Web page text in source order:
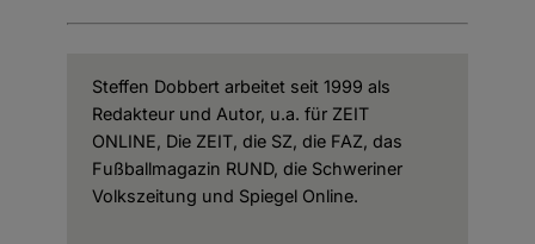
Steffen Dobbert arbeitet seit 1999 als
Redakteur und Autor, u.a. für ZEIT
ONLINE, Die ZEIT, die SZ, die FAZ, das
Fußballmagazin RUND, die Schweriner
Volkszeitung und Spiegel Online.